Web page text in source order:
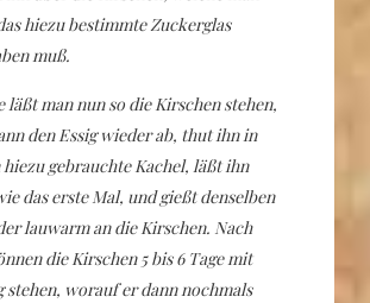
hiezu bestimmte Zuckerglas
muß.
läßt man nun so die Kirschen stehen,
den Essig wieder ab, thut ihn in
hiezu gebrauchte Kachel, läßt ihn
das erste Mal, und gießt denselben
lauwarm an die Kirschen. Nach
die Kirschen 5 bis 6 Tage mit
stehen, worauf er dann nochmals